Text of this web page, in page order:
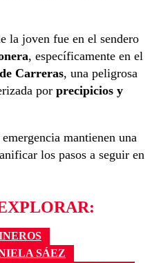
la joven fue en el sendero
, específicamente en el
Carreras, una peligrosa
por precipicios y
mantienen una
los pasos a seguir en
SÁEZ